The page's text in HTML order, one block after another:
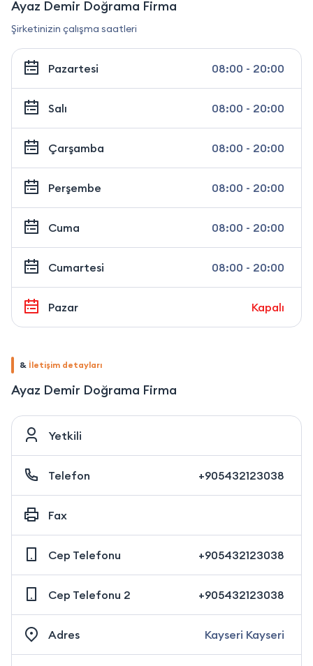
Ayaz Demir Doğrama Firma
Şirketinizin çalışma saatleri
Pazartesi 08:00 - 20:00
Salı 08:00 - 20:00
Çarşamba 08:00 - 20:00
Perşembe 08:00 - 20:00
Cuma 08:00 - 20:00
Cumartesi 08:00 - 20:00
Pazar Kapalı
& İletişim detayları
Ayaz Demir Doğrama Firma
Yetkili
Telefon +905432123038
Fax
Cep Telefonu +905432123038
Cep Telefonu 2 +905432123038
Adres Kayseri Kayseri